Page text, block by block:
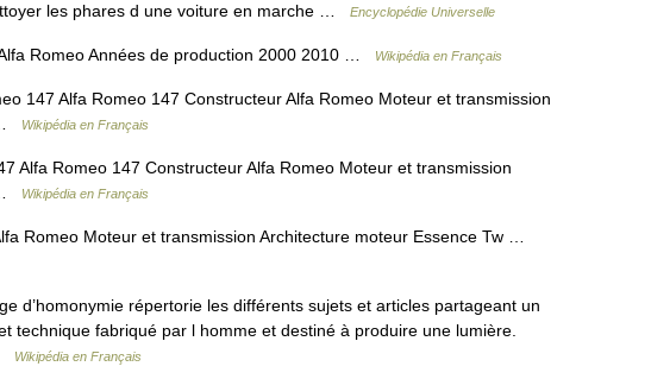
les phares d une voiture en marche …
Encyclopédie Universelle
Romeo Années de production 2000 2010 … Wikipédia en Français
147 Alfa Romeo 147 Constructeur Alfa Romeo Moteur et transmission
Wikipédia en Français
Alfa Romeo 147 Constructeur Alfa Romeo Moteur et transmission
Wikipédia en Français
Romeo Moteur et transmission Architecture moteur Essence Tw …
d’homonymie répertorie les différents sujets et articles partageant un
technique fabriqué par l homme et destiné à produire une lumière.
Wikipédia en Français